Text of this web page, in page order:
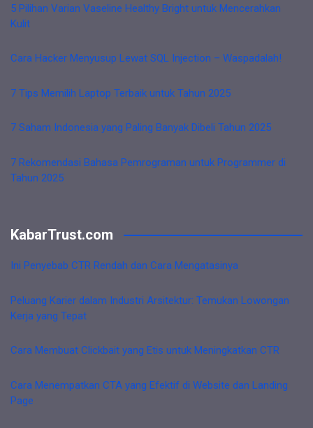
5 Pilihan Varian Vaseline Healthy Bright untuk Mencerahkan
Kulit
Cara Hacker Menyusup Lewat SQL Injection – Waspadalah!
7 Tips Memilih Laptop Terbaik untuk Tahun 2025
7 Saham Indonesia yang Paling Banyak Dibeli Tahun 2025
7 Rekomendasi Bahasa Pemrograman untuk Programmer di
Tahun 2025
KabarTrust.com
Ini Penyebab CTR Rendah dan Cara Mengatasinya
Peluang Karier dalam Industri Arsitektur: Temukan Lowongan
Kerja yang Tepat
Cara Membuat Clickbait yang Etis untuk Meningkatkan CTR
Cara Menempatkan CTA yang Efektif di Website dan Landing
Page